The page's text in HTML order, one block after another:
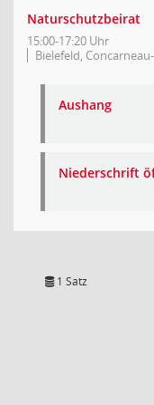
Naturschutzbeirat
15:00-17:20 Uhr
Bielefeld,
Aushang
Niederschrift
1 Satz